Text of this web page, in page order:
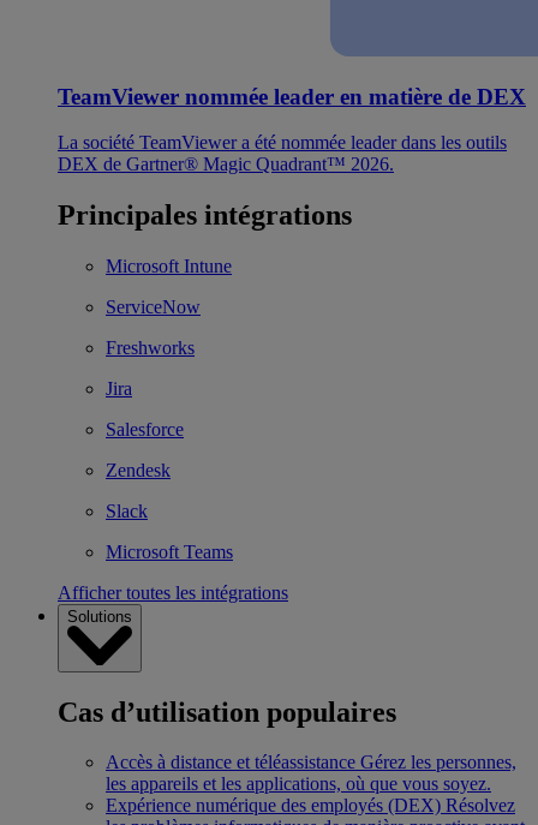
TeamViewer nommée leader en matière de DEX
La société TeamViewer a été nommée leader dans les outils
DEX de Gartner® Magic Quadrant™ 2026.
Principales intégrations
Microsoft Intune
ServiceNow
Freshworks
Jira
Salesforce
Zendesk
Slack
Microsoft Teams
Afficher toutes les intégrations
Solutions
Cas d’utilisation populaires
Accès à distance et téléassistance Gérez les personnes,
les appareils et les applications, où que vous soyez.
Expérience numérique des employés (DEX) Résolvez